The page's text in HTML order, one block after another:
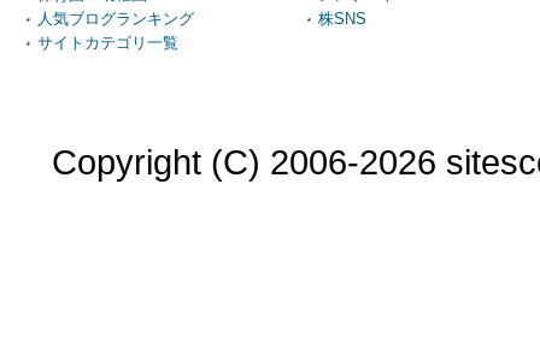
人気ブログランキング
サイトカテゴリ一覧
株SNS
Copyright (C) 2006-2026